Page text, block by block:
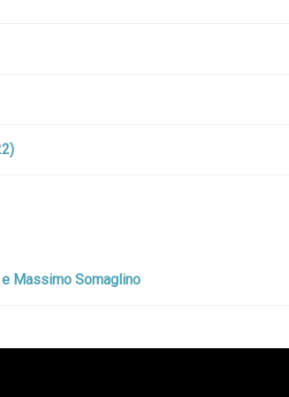
Massimo Somaglino